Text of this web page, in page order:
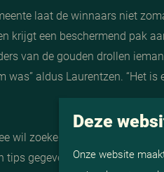
laat de winnaars niet
krijgt een beschermend pak
van de gouden drollen
was” aldus Laurentzen. “Het
wil zoeken, kan het beste de
tips gegeven.
Deze
Onze website